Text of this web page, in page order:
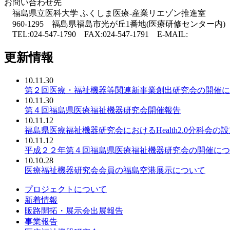
お問い合わせ先
福島県立医科大学 ふくしま医療-産業リエゾン推進室
960-1295 福島県福島市光が丘1番地(医療研修センター内)
TEL:024-547-1790 FAX:024-547-1791 E-MAIL:
更新情報
10.11.30
第２回医療・福祉機器等関連新事業創出研究会の開催
10.11.30
第４回福島県医療福祉機器研究会開催報告
10.11.12
福島県医療福祉機器研究会におけるHealth2.0分科会の
10.11.12
平成２２年第４回福島県医療福祉機器研究会の開催に
10.10.28
医療福祉機器研究会会員の福島空港展示について
プロジェクトについて
新着情報
販路開拓・展示会出展報告
事業報告